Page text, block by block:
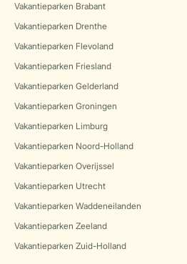
Vakantieparken Brabant
Vakantieparken Drenthe
Vakantieparken Flevoland
Vakantieparken Friesland
Vakantieparken Gelderland
Vakantieparken Groningen
Vakantieparken Limburg
Vakantieparken Noord-Holland
Vakantieparken Overijssel
Vakantieparken Utrecht
Vakantieparken Waddeneilanden
Vakantieparken Zeeland
Vakantieparken Zuid-Holland